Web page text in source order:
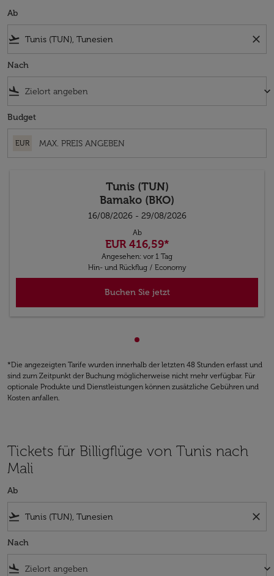
Ab
flight_takeoff close
Nach
flight_land keyboard_arrow_down
Budget
EUR
Tunis (TUN)
Bamako (BKO)
16/08/2026 - 29/08/2026
Ab
EUR 416,59*
Angesehen: vor 1 Tag
Hin- und Rückflug / Economy
Buchen Sie jetzt
zeigt cmp-pagination-
*Die angezeigten Tarife wurden innerhalb der letzten 48 Stunden erfasst und
sind zum Zeitpunkt der Buchung möglicherweise nicht mehr verfügbar. Für
optionale Produkte und Dienstleistungen können zusätzliche Gebühren und
Kosten anfallen.
Tickets für Billigflüge von Tunis nach
Mali
Ab
flight_takeoff close
Nach
flight_land keyboard_arrow_down